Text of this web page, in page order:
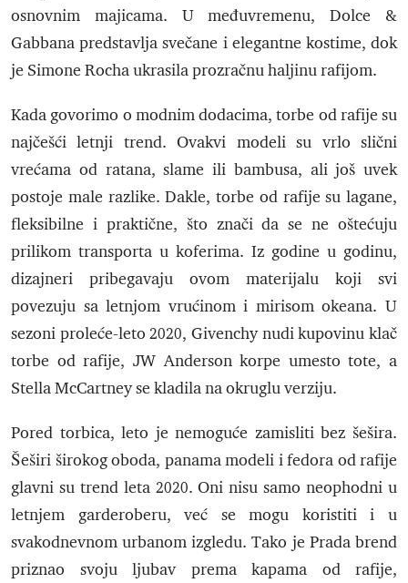
osnovnim majicama. U međuvremenu, Dolce &
Gabbana predstavlja svečane i elegantne kostime, dok
je Simone Rocha ukrasila prozračnu haljinu rafijom.
Kada govorimo o modnim dodacima, torbe od rafije su
najčešći letnji trend. Ovakvi modeli su vrlo slični
vrećama od ratana, slame ili bambusa, ali još uvek
postoje male razlike. Dakle, torbe od rafije su lagane,
fleksibilne i praktične, što znači da se ne oštećuju
prilikom transporta u koferima. Iz godine u godinu,
dizajneri pribegavaju ovom materijalu koji svi
povezuju sa letnjom vrućinom i mirisom okeana. U
sezoni proleće-leto 2020, Givenchy nudi kupovinu klač
torbe od rafije, JW Anderson korpe umesto tote, a
Stella McCartney se kladila na okruglu verziju.
Pored torbica, leto je nemoguće zamisliti bez šešira.
Šeširi širokog oboda, panama modeli i fedora od rafije
glavni su trend leta 2020. Oni nisu samo neophodni u
letnjem garderoberu, već se mogu koristiti i u
svakodnevnom urbanom izgledu. Tako je Prada brend
priznao svoju ljubav prema kapama od rafije,